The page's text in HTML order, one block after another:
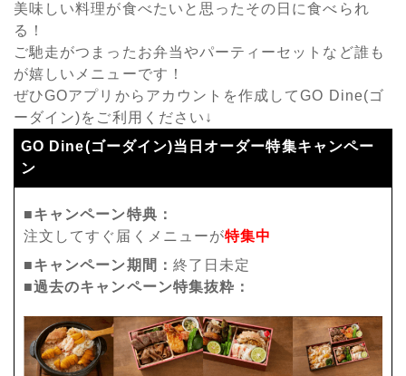
美味しい料理が食べたいと思ったその日に食べられ
る！
ご馳走がつまったお弁当やパーティーセットなど誰も
が嬉しいメニューです！
ぜひGOアプリからアカウントを作成してGO Dine(ゴ
ーダイン)をご利用ください↓
GO Dine(ゴーダイン)当日オーダー特集キャンペー
ン
■キャンペーン特典：
注文してすぐ届くメニューが特集中
■キャンペーン期間： 終了日未定
■過去のキャンペーン特集抜粋：